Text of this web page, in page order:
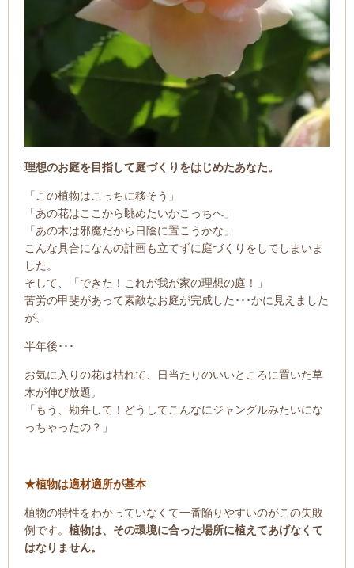
理想のお庭を目指して庭づくりをはじめたあなた。
「この植物はこっちに移そう」
「あの花はここから眺めたいかこっちへ」
「あの木は邪魔だから日陰に置こうかな」
こんな具合になんの計画も立てずに庭づくりをしてしまいま
した。
そして、「できた！これが我が家の理想の庭！」
苦労の甲斐があって素敵なお庭が完成した･･･かに見えました
が、
半年後･･･
お気に入りの花は枯れて、日当たりのいいところに置いた草
木が伸び放題。
「もう、勘弁して！どうしてこんなにジャングルみたいにな
っちゃったの？」
★植物は適材適所が基本
植物の特性をわかっていなくて一番陥りやすいのがこの失敗
例です。 植物は、その環境に合った場所に植えてあげなくて
はなりません。